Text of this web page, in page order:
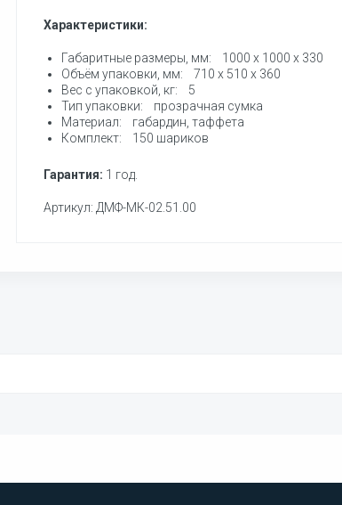
Характеристики:
Габаритные размеры, мм: 1000 x 1000 x 330
Объём упаковки, мм: 710 x 510 x 360
Вес с упаковкой, кг: 5
Тип упаковки: прозрачная сумка
Материал: габардин, таффета
Комплект: 150 шариков
Гарантия: 1 год.
Артикул: ДМФ-МК-02.51.00